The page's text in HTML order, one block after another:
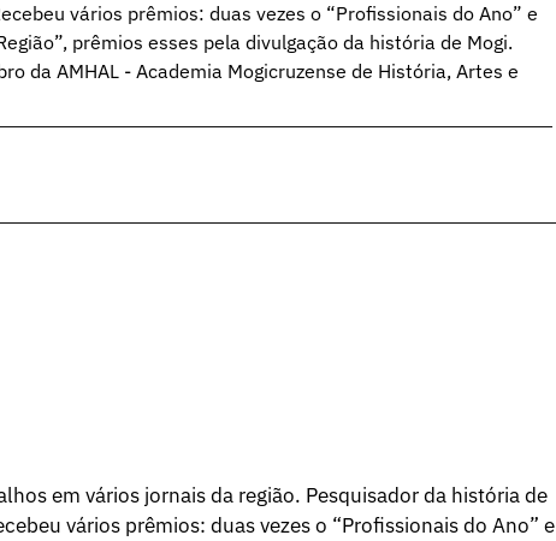
vários prêmios: duas vezes o “Profissionais do Ano” e
prêmios esses pela divulgação da história de Mogi.
da AMHAL - Academia Mogicruzense de História, Artes e
em vários jornais da região. Pesquisador da história de
vários prêmios: duas vezes o “Profissionais do Ano” e